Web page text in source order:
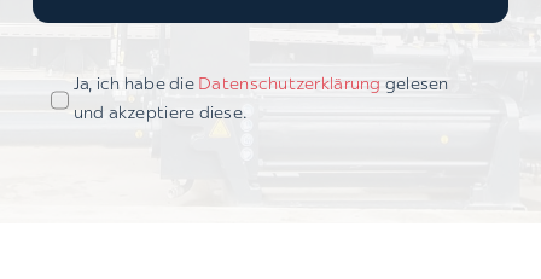
Ja, ich habe die Datenschutzerklärung gelesen
und akzeptiere diese.